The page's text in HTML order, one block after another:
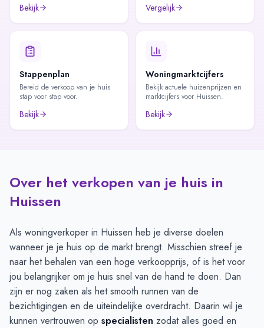
Bekijk Vergelijk
Stappenplan
Bereid de verkoop van je huis
stap voor stap voor.
Bekijk
Woningmarktcijfers
Bekijk actuele huizenprijzen en
marktcijfers voor Huissen.
Bekijk
Over het verkopen van je huis in
Huissen
Als woningverkoper in Huissen heb je diverse doelen
wanneer je je huis op de markt brengt. Misschien streef je
naar het behalen van een hoge verkoopprijs, of is het voor
jou belangrijker om je huis snel van de hand te doen. Dan
zijn er nog zaken als het smooth runnen van de
bezichtigingen en de uiteindelijke overdracht. Daarin wil je
kunnen vertrouwen op specialisten zodat alles goed en